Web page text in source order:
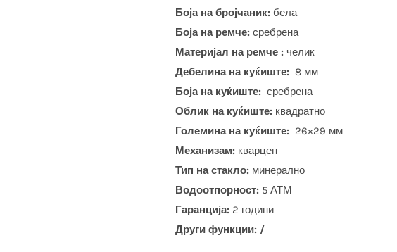
Боја на бројчаник: бела
Боја на ремче: сребрена
Материјал на ремче : челик
Дебелина на куќиште: 8 мм
Боја на куќиште: сребрена
Облик на куќиште: квадратно
Големина на куќиште: 26×29 мм
Механизам: кварцен
Тип на стакло: минерално
Водоотпорност: 5 АТМ
Гаранција: 2 години
Други функции: /